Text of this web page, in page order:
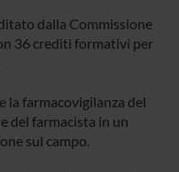
dalla Commissione
36 crediti formativi per
la farmacovigilanza del
del farmacista in un
sul campo.